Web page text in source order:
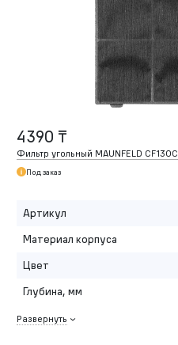
4390 ₸
Фильтр угольный MAUNFELD CF130С
Под заказ
Артикул
Материал корпуса
Цвет
Глубина, мм
Развернуть